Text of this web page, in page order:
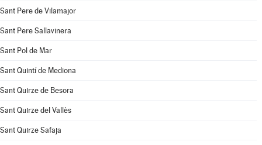
Sant Pere de Vilamajor
Sant Pere Sallavinera
Sant Pol de Mar
Sant Quintí de Mediona
Sant Quirze de Besora
Sant Quirze del Vallès
Sant Quirze Safaja